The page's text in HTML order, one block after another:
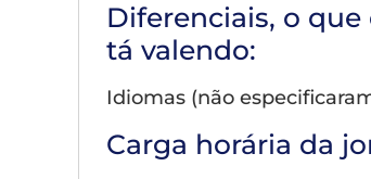
Diferenciais, o que
tá valendo:
Idiomas (não
Carga horária da